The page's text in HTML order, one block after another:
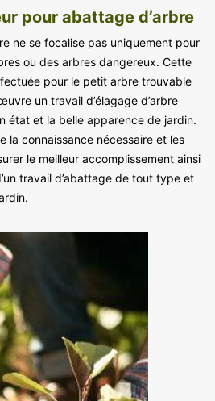
pour abattage d’arbre
ne se focalise pas uniquement pour
ou des arbres dangereux. Cette
pour le petit arbre trouvable
un travail d’élagage d’arbre
état et la belle apparence de jardin.
la connaissance nécessaire et les
le meilleur accomplissement ainsi
travail d’abattage de tout type et